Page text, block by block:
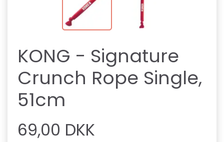
KONG - Signature
Crunch Rope Single,
51cm
69,00 DKK